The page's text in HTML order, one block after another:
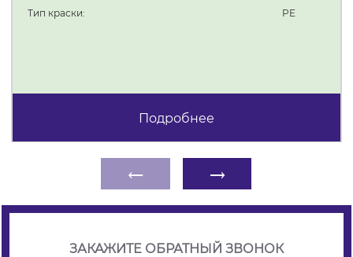
Тип краски: PE
Подробнее
← →
ЗАКАЖИТЕ ОБРАТНЫЙ ЗВОНОК